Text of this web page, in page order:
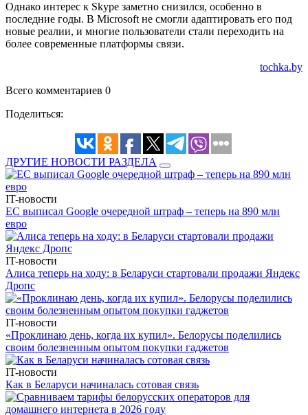
Однако интерес к Skype заметно снизился, особенно в
последние годы. В Microsoft не смогли адаптировать его под
новые реалии, и многие пользователи стали переходить на
более современные платформы связи.
tochka.by
Всего комментариев 0
Поделиться:
ДРУГИЕ НОВОСТИ РАЗДЕЛА
IT-новости
ЕС выписал Google очередной штраф – теперь на 890 млн
евро
IT-новости
Алиса теперь на ходу: в Беларуси стартовали продажи Яндекс
Дропс
IT-новости
«Проклинаю день, когда их купил». Белорусы поделились
своим болезненным опытом покупки гаджетов
IT-новости
Как в Беларуси начиналась сотовая связь